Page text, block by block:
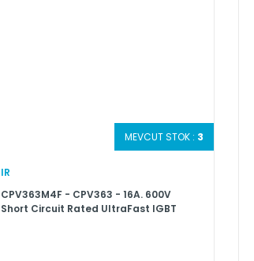
MEVCUT STOK : 3
IR
CPV363M4F - CPV363 - 16A. 600V
Short Circuit Rated UltraFast IGBT